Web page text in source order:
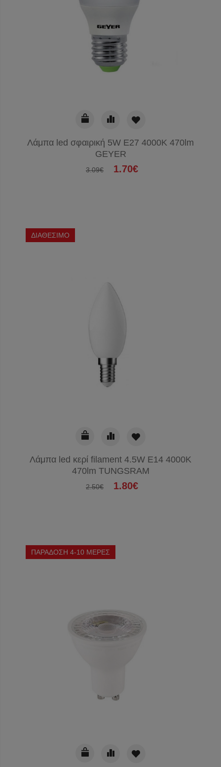
Λάμπα led σφαιρική 5W E27 4000K 470lm
GEYER
3.09€ 1.70€
ΔΙΑΘΕΣΙΜΟ
Λάμπα led κερί filament 4.5W E14 4000K
470lm TUNGSRAM
2.50€ 1.80€
ΠΑΡΑΔΟΣΗ 4-10 ΜΕΡΕΣ